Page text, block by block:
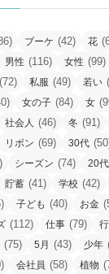
ブーケ (42) 花
男性 (116) 女性 (99)
(72) 私服 (49) 若い
女の子 (84) 女
社会人 (46) 冬 (91)
リボン (69) 30代
シーズン (74) 20代
貯蓄 (41) 学校 (42)
子ども (40) お金
(112) 仕事 (79)
(75) 5月 (43) 少年
会社員 (58) 植物